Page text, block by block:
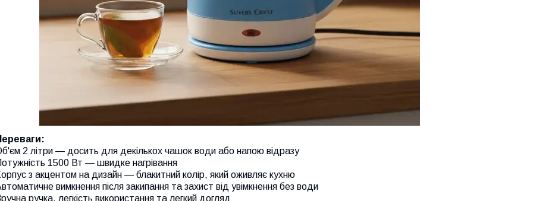
2 літри — досить для декількох чашок води або напою відразу
1500 Вт — швидке нагрівання
з акцентом на дизайн — блакитний колір, який оживляє кухню
вимкнення після закипання та захист від увімкнення без води
ручка, легкість використання та легкий догляд